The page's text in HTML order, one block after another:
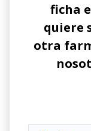
ficha
quiere
otra